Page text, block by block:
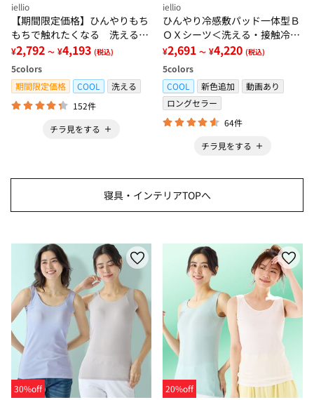
iellio
【期間限定価格】ひんやりもち
もちで触れたくなる 洗えるラ
グ＜低反発・滑りにくい・接触
冷感・防ダニ・カーペット＞
¥2,792 ～ ¥4,193 (税込)
5colors
期間限定価格
COOL
洗える
152件
チラ見をする
iellio
ひんやり冷感敷パッド一体型Ｂ
ＯＸシーツ＜洗える・接触冷
感・抗菌防臭・時短・家事楽・
ボックスシーツ・寝苦しさ対策
＞
¥2,691 ～ ¥4,220 (税込)
5colors
COOL
新色追加
動画あり
ロングセラー
64件
チラ見をする
寝具・インテリアTOPへ
30%off
20%off